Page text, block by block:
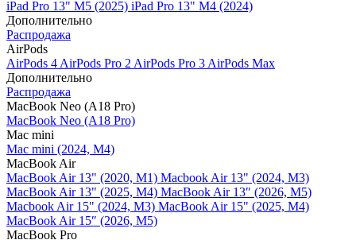
iPad Pro 13" M5 (2025) iPad Pro 13" M4 (2024)
Дополнительно
Распродажа
AirPods
AirPods 4 AirPods Pro 2 AirPods Pro 3 AirPods Max
Дополнительно
Распродажа
MacBook Neo (A18 Pro)
MacBook Neo (A18 Pro)
Mac mini
Mac mini (2024, M4)
MacBook Air
MacBook Air 13" (2020, M1) Macbook Air 13" (2024, M3)
MacBook Air 13" (2025, M4) MacBook Air 13″ (2026, M5)
Macbook Air 15" (2024, M3) MacBook Air 15" (2025, M4)
MacBook Air 15″ (2026, M5)
MacBook Pro